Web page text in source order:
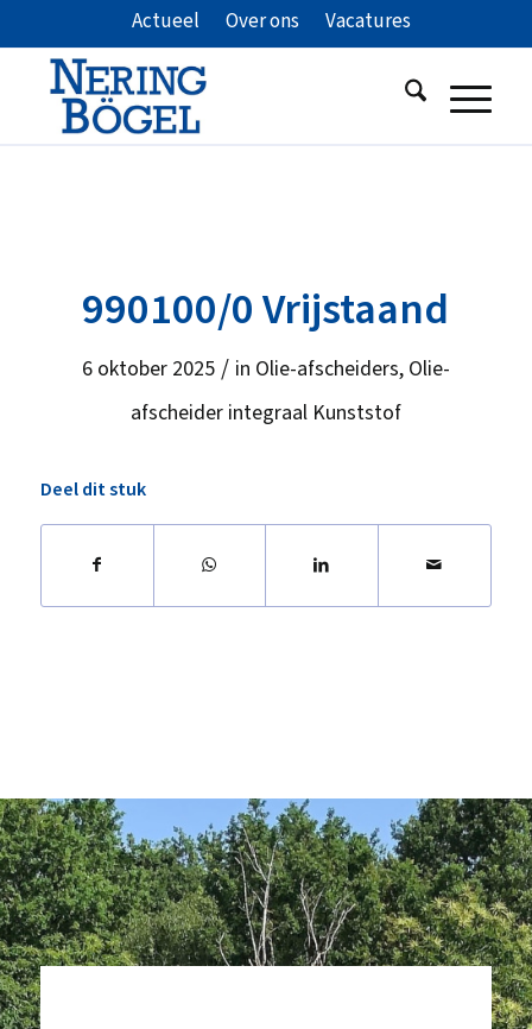
Actueel Over ons Vacatures
990100/0 Vrijstaand
6 oktober 2025 / in Olie-afscheiders, Olie-
afscheider integraal Kunststof
Deel dit stuk